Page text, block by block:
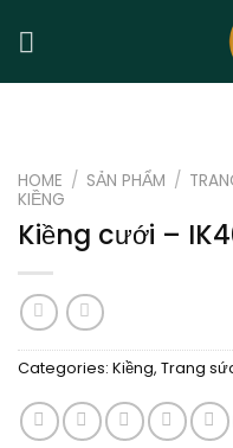
HOME / SẢN PHẨM /
KIỀNG
Kiềng cưới –
Categories: Kiềng, Trang